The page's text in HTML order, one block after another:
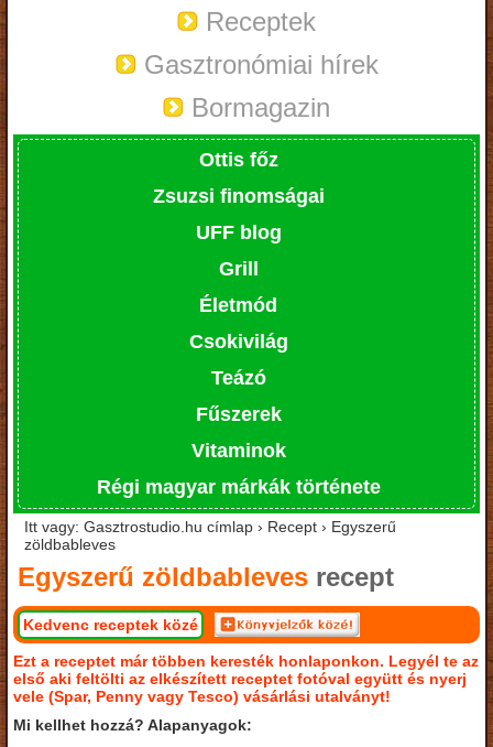
Receptek
Gasztronómiai hírek
Bormagazin
Ottis főz
Zsuzsi finomságai
UFF blog
Grill
Életmód
Csokivilág
Teázó
Fűszerek
Vitaminok
Régi magyar márkák története
Itt vagy: Gasztrostudio.hu címlap › Recept › Egyszerű
zöldbableves
Egyszerű zöldbableves recept
Kedvenc receptek közé
Ezt a receptet már többen keresték honlaponkon. Legyél te az
első aki feltölti az elkészített receptet fotóval együtt és nyerj
vele (Spar, Penny vagy Tesco) vásárlási utalványt!
Mi kellhet hozzá? Alapanyagok: